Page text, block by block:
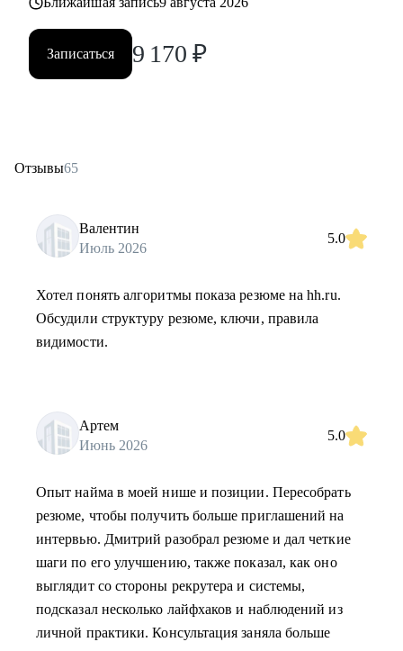
Записаться 9 170 ₽
Отзывы65
Валентин
Июль 2026
5.0
Хотел понять алгоритмы показа резюме на hh.ru.
Обсудили структуру резюме, ключи, правила
видимости.
Артем
Июнь 2026
5.0
Опыт найма в моей нише и позиции. Пересобрать
резюме, чтобы получить больше приглашений на
интервью. Дмитрий разобрал резюме и дал четкие
шаги по его улучшению, также показал, как оно
выглядит со стороны рекрутера и системы,
подсказал несколько лайфхаков и наблюдений из
личной практики. Консультация заняла больше